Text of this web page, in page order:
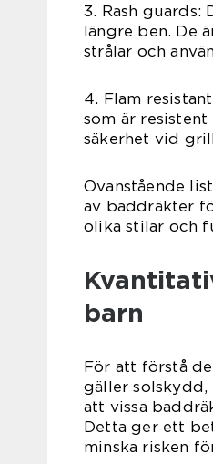
3. Rash guards:
längre ben. De
strålar och
4. Flam
som är
säkerhet vid
Ovanstående
av baddräkter
olika stilar och
barn
För att förstå
gäller solskydd,
att vissa
Detta ger ett
minska risken